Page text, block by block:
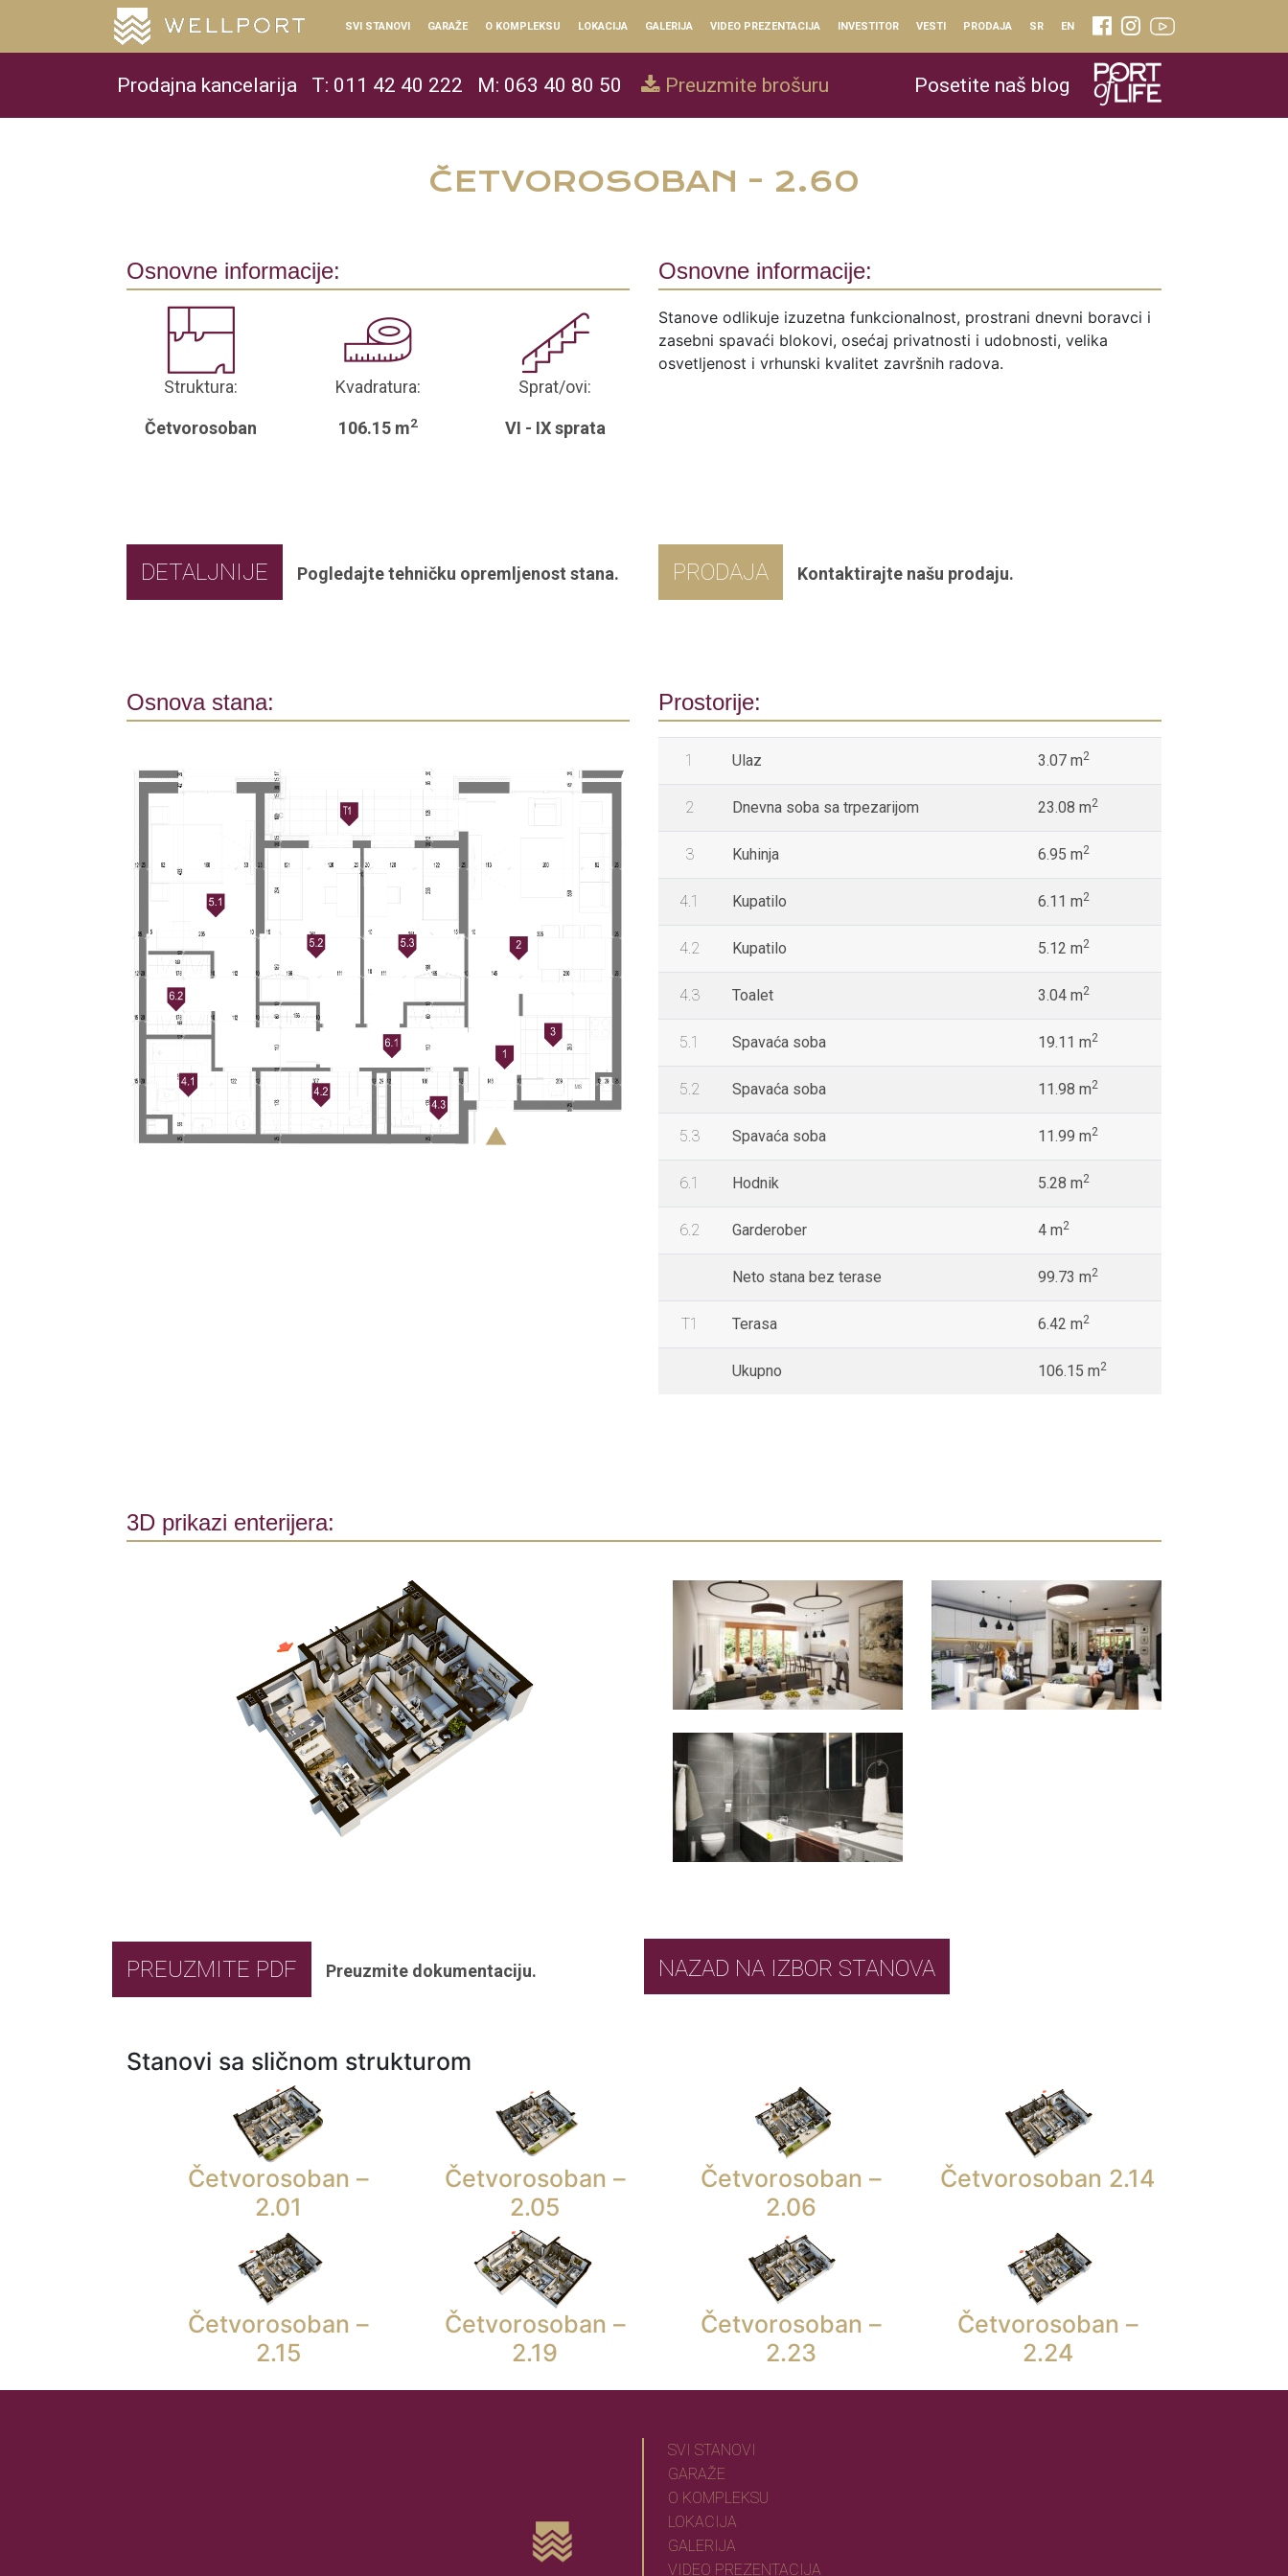
SVI STANOVI GARAŽE O KOMPLEKSU LOKACIJA GALERIJA VIDEO PREZENTACIJA INVESTITOR VESTI PRODAJA SR EN
Prodajna kancelarija T: 011 42 40 222 M: 063 40 80 50 Preuzmite brošuru Posetite naš blog
ČETVOROSOBAN - 2.60
Osnovne informacije:
Struktura:
Četvorosoban
Kvadratura:
106.15 m2
Sprat/ovi:
VI - IX sprata
DETALJNIJE Pogledajte tehničku opremljenost stana.
Osnovne informacije:
Stanove odlikuje izuzetna funkcionalnost, prostrani dnevni boravci i
zasebni spavaći blokovi, osećaj privatnosti i udobnosti, velika
osvetljenost i vrhunski kvalitet završnih radova.
PRODAJA Kontaktirajte našu prodaju.
Osnova stana: Prostorije:
1 Ulaz 3.07 m2
2 Dnevna soba sa trpezarijom 23.08 m2
3 Kuhinja 6.95 m2
4.1 Kupatilo 6.11 m2
4.2 Kupatilo 5.12 m2
4.3 Toalet 3.04 m2
5.1 Spavaća soba 19.11 m2
5.2 Spavaća soba 11.98 m2
5.3 Spavaća soba 11.99 m2
6.1 Hodnik 5.28 m2
6.2 Garderober 4 m2
Neto stana bez terase 99.73 m2
T1 Terasa 6.42 m2
Ukupno 106.15 m2
3D prikazi enterijera:
PREUZMITE PDF Preuzmite dokumentaciju. NAZAD NA IZBOR STANOVA
Stanovi sa sličnom strukturom
Četvorosoban –
2.01
Četvorosoban –
2.05
Četvorosoban –
2.06
Četvorosoban 2.14
Četvorosoban –
2.15
Četvorosoban –
2.19
Četvorosoban –
2.23
Četvorosoban –
2.24
SVI STANOVI
GARAŽE
O KOMPLEKSU
LOKACIJA
GALERIJA
VIDEO PREZENTACIJA